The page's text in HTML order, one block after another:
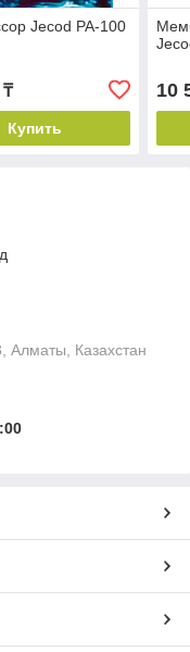
Jecod PA-100
Купить
10
Алматы, Казахстан